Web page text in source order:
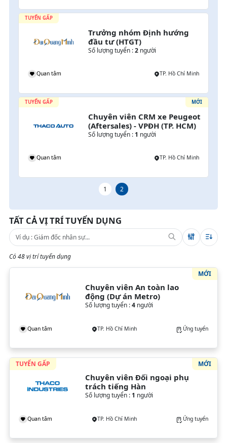
Trưởng nhóm Định hướng
đầu tư (HTGT)
Số lượng tuyển :2người
Quan tâm TP. Hồ Chí Minh
TUYỂN GẤP
Chuyên viên CRM xe Peugeot
(Aftersales) - VPĐH (TP. HCM)
Số lượng tuyển : 1 người
Quan tâm TP. Hồ Chí Minh
MỚI
TUYỂN GẤP
1 2
TẤT CẢ VỊ TRÍ TUYỂN DỤNG
Có 48 vị trí tuyển dụng
Chuyên viên An toàn lao
động (Dự án Metro)
Số lượng tuyển :4người
Quan tâm TP. Hồ Chí Minh Ứng tuyển
MỚI
Chuyên viên Đối ngoại phụ
trách tiếng Hàn
Số lượng tuyển : 1 người
Quan tâm TP. Hồ Chí Minh Ứng tuyển
MỚI
TUYỂN GẤP